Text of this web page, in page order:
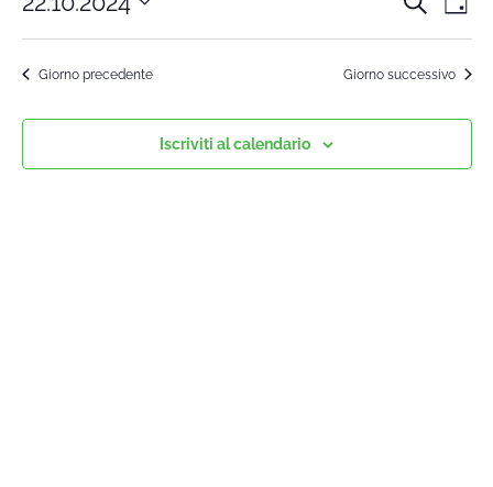
Seleziona
Giorno precedente Giorno successivo
Iscriviti al calendario